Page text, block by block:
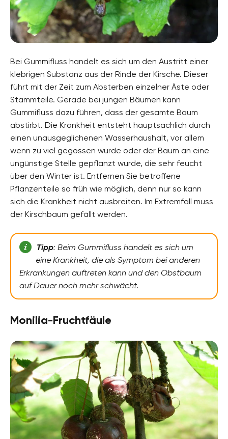
Bei Gummifluss handelt es sich um den Austritt einer
klebrigen Substanz aus der Rinde der Kirsche. Dieser
führt mit der Zeit zum Absterben einzelner Äste oder
Stammteile. Gerade bei jungen Bäumen kann
Gummifluss dazu führen, dass der gesamte Baum
abstirbt. Die Krankheit entsteht hauptsächlich durch
einen unausgeglichenen Wasserhaushalt, vor allem
wenn zu viel gegossen wurde oder der Baum an eine
ungünstige Stelle gepflanzt wurde, die sehr feucht
über den Winter ist. Entfernen Sie betroffene
Pflanzenteile so früh wie möglich, denn nur so kann
sich die Krankheit nicht ausbreiten. Im Extremfall muss
der Kirschbaum gefällt werden.
Tipp: Beim Gummifluss handelt es sich um
eine Krankheit, die als Symptom bei anderen
Erkrankungen auftreten kann und den Obstbaum
auf Dauer noch mehr schwächt.
Monilia-Fruchtfäule